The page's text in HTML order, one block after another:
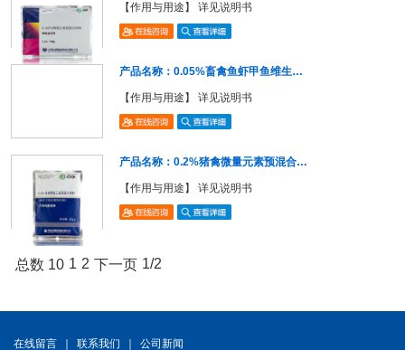
【作用与用途】 详见说明书
产品名称：0.05%畜禽鱼虾甲鱼维生…
【作用与用途】 详见说明书
产品名称：0.2%猪禽微量元素预混合…
【作用与用途】 详见说明书
总数 10 1 2 下一页 1/2
在线留言 联系我们 公司新闻